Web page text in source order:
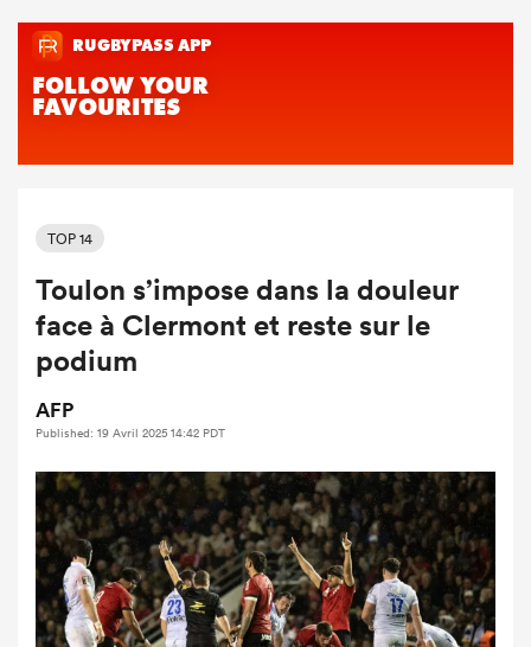
TOP 14
Toulon s’impose dans la douleur
face à Clermont et reste sur le
podium
AFP
Published: 19 Avril 2025 14:42 PDT